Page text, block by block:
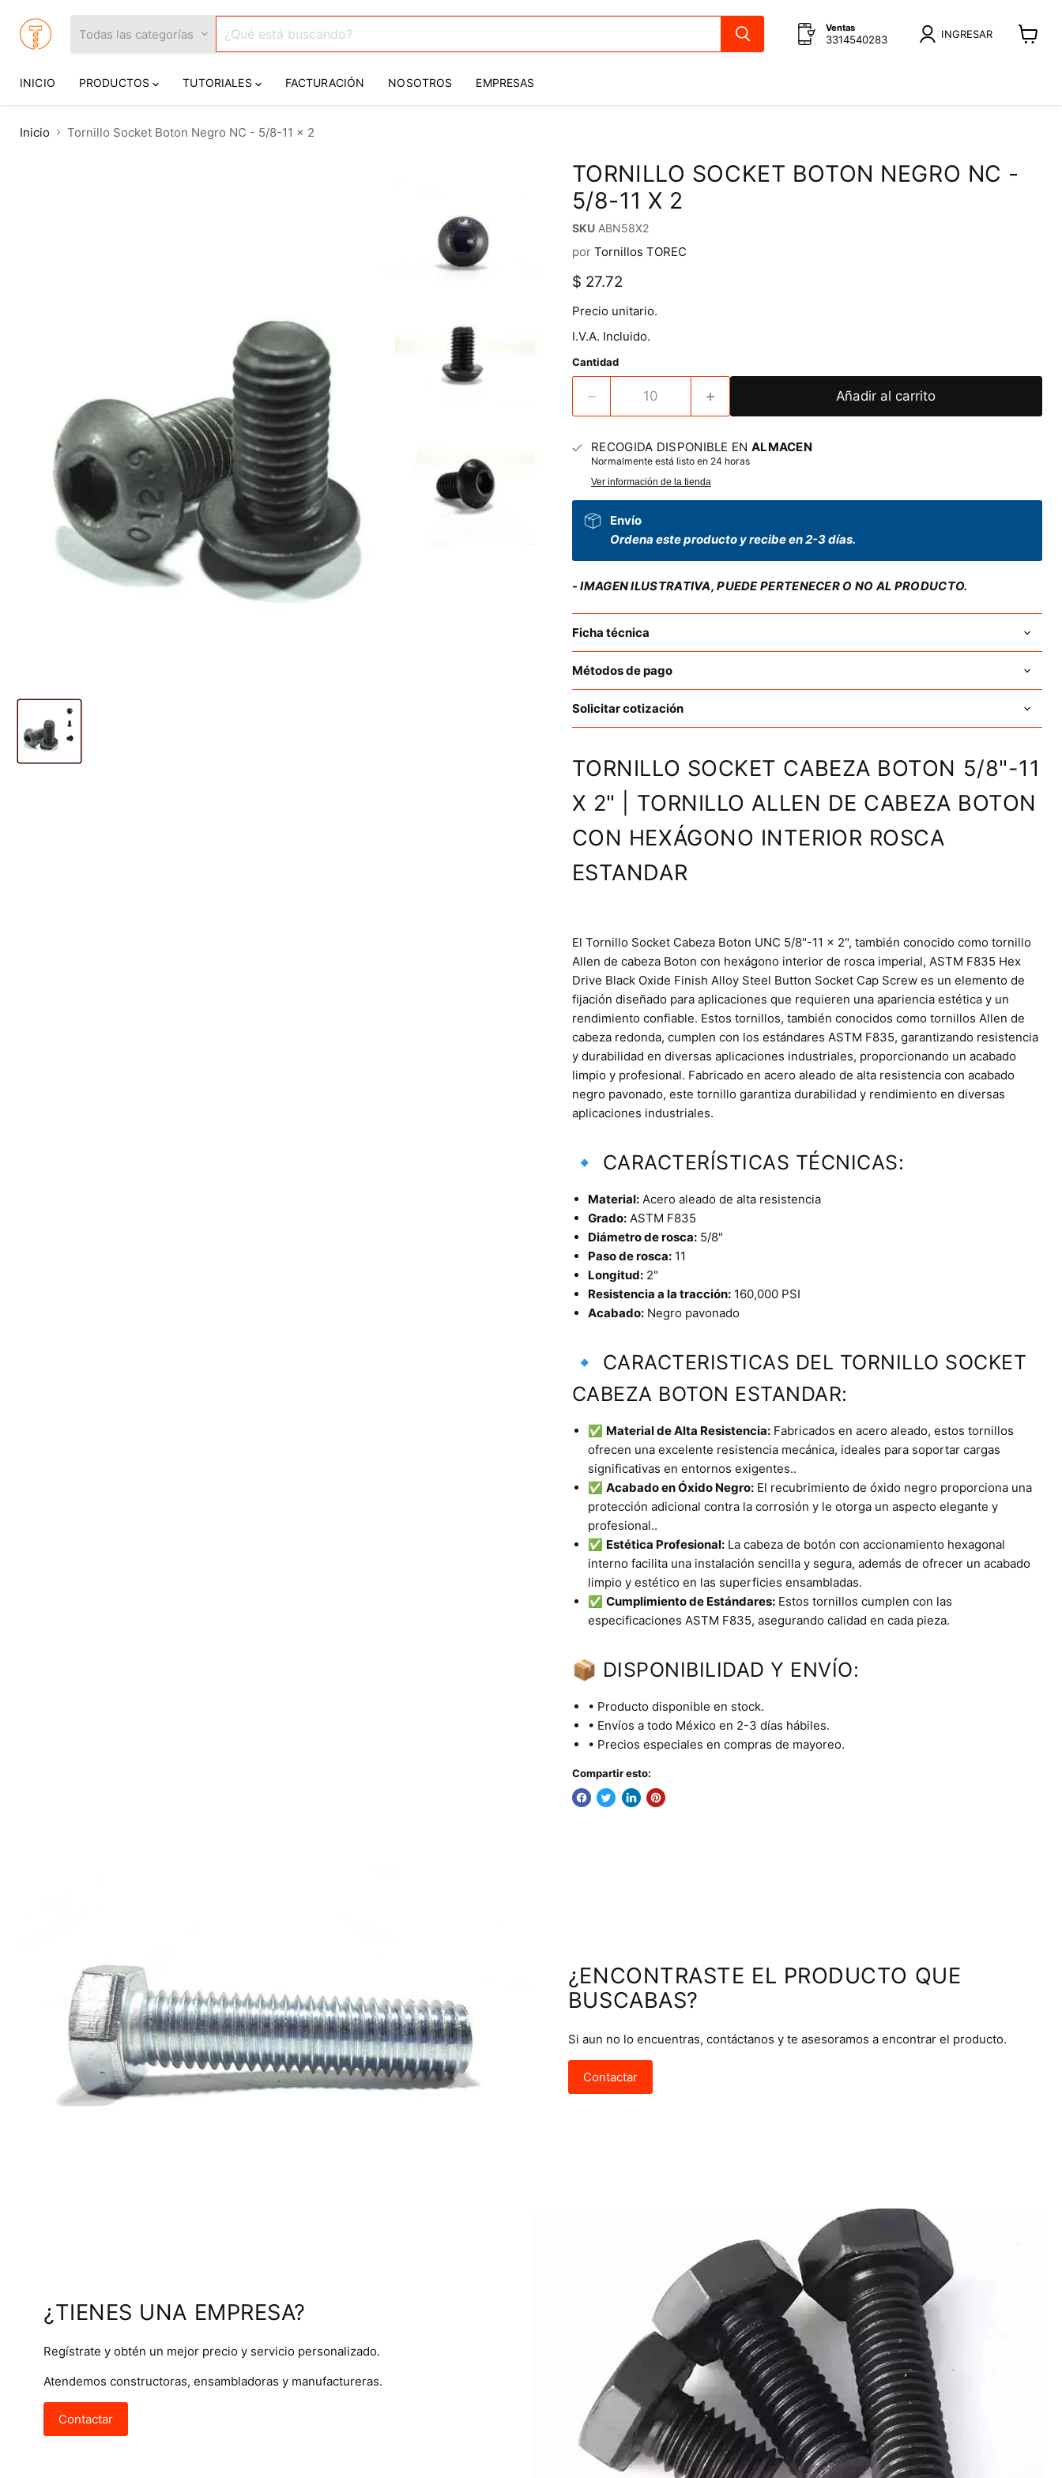
Todas las categorías Ventas
3314540283 INGRESAR
INICIO PRODUCTOS TUTORIALES FACTURACIÓN NOSOTROS EMPRESAS
Inicio Tornillo Socket Boton Negro NC - 5/8-11 x 2
TORNILLO SOCKET BOTON NEGRO NC -
5/8-11 X 2
SKU ABN58X2
por Tornillos TOREC
Precio actual
$ 27.72
Precio unitario.
I.V.A. Incluido.
Cantidad
Añadir al carrito
RECOGIDA DISPONIBLE EN ALMACEN
Normalmente está listo en 24 horas
Ver información de la tienda
Envío
Ordena este producto y recibe en 2-3 días.
- IMAGEN ILUSTRATIVA, PUEDE PERTENECER O NO AL PRODUCTO.
Ficha técnica
Métodos de pago
Solicitar cotización
TORNILLO SOCKET CABEZA BOTON 5/8"-11
X 2" | TORNILLO ALLEN DE CABEZA BOTON
CON HEXÁGONO INTERIOR ROSCA
ESTANDAR
El Tornillo Socket Cabeza Boton UNC 5/8"-11 x 2", también conocido como tornillo
Allen de cabeza Boton con hexágono interior de rosca imperial, ASTM F835 Hex
Drive Black Oxide Finish Alloy Steel Button Socket Cap Screw es un elemento de
fijación diseñado para aplicaciones que requieren una apariencia estética y un
rendimiento confiable. Estos tornillos, también conocidos como tornillos Allen de
cabeza redonda, cumplen con los estándares ASTM F835, garantizando resistencia
y durabilidad en diversas aplicaciones industriales, proporcionando un acabado
limpio y profesional. Fabricado en acero aleado de alta resistencia con acabado
negro pavonado, este tornillo garantiza durabilidad y rendimiento en diversas
aplicaciones industriales.
🔹 CARACTERÍSTICAS TÉCNICAS:
Material:Acero aleado de alta resistencia
Grado:ASTM F835
Diámetro de rosca:5/8"
Paso de rosca:11
Longitud:2"
Resistencia a la tracción:160,000 PSI
Acabado:Negro pavonado
🔹 CARACTERISTICAS DEL TORNILLO SOCKET
CABEZA BOTON ESTANDAR:
✅ Material de Alta Resistencia:Fabricados en acero aleado, estos tornillos
ofrecen una excelente resistencia mecánica, ideales para soportar cargas
significativas en entornos exigentes..
✅ Acabado en Óxido Negro:El recubrimiento de óxido negro proporciona una
protección adicional contra la corrosión y le otorga un aspecto elegante y
profesional..
✅ Estética Profesional:La cabeza de botón con accionamiento hexagonal
interno facilita una instalación sencilla y segura, además de ofrecer un acabado
limpio y estético en las superficies ensambladas.
✅ Cumplimiento de Estándares:Estos tornillos cumplen con las
especificaciones ASTM F835, asegurando calidad en cada pieza.
📦 DISPONIBILIDAD Y ENVÍO:
• Producto disponible en stock.
• Envíos a todo México en 2-3 días hábiles.
• Precios especiales en compras de mayoreo.
Compartir esto:
¿ENCONTRASTE EL PRODUCTO QUE
BUSCABAS?
Si aun no lo encuentras, contáctanos y te asesoramos a encontrar el producto.
Contactar
¿TIENES UNA EMPRESA?
Regístrate y obtén un mejor precio y servicio personalizado.
Atendemos constructoras, ensambladoras y manufactureras.
Contactar